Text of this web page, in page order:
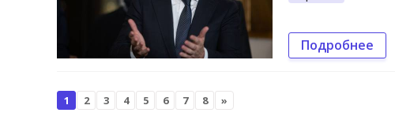
Подробнее
1 2 3 4 5 6 7 8 »